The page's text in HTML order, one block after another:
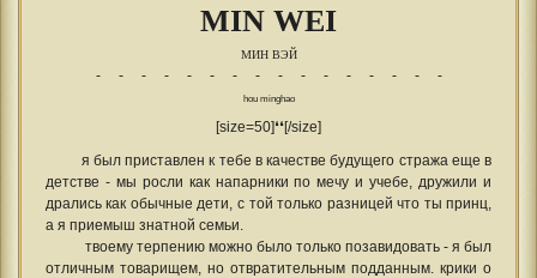
MIN WEI
МИН ВЭЙ
- - - - - - - - - - - - - - - -
hou minghao
[size=50]❛❛[/size]
я был приставлен к тебе в качестве будущего стража еще в
детстве - мы росли как напарники по мечу и учебе, дружили и
дрались как обычные дети, с той только разницей что ты принц,
а я приемыш знатной семьи.
твоему терпению можно было только позавидовать - я был
отличным товарищем, но отвратительным подданным. крики о